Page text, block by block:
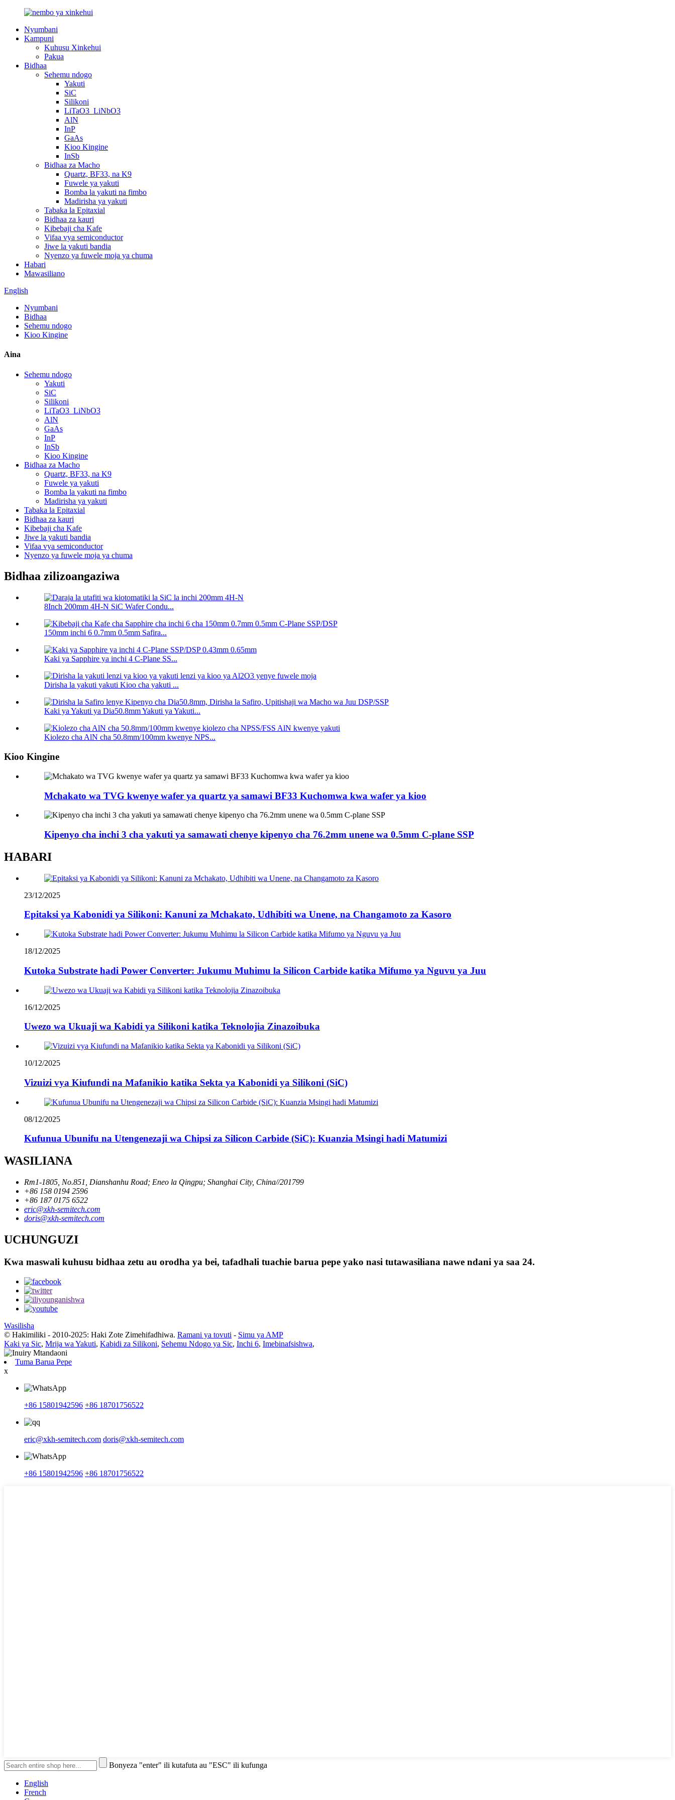
Nyumbani
Kampuni
Kuhusu Xinkehui
Pakua
Bidhaa
Sehemu ndogo
Yakuti
SiC
Silikoni
LiTaO3_LiNbO3
AlN
InP
GaAs
Kioo Kingine
InSb
Bidhaa za Macho
Quartz, BF33, na K9
Fuwele ya yakuti
Bomba la yakuti na fimbo
Madirisha ya yakuti
Tabaka la Epitaxial
Bidhaa za kauri
Kibebaji cha Kafe
Vifaa vya semiconductor
Jiwe la yakuti bandia
Nyenzo ya fuwele moja ya chuma
Habari
Mawasiliano
English
Nyumbani
Bidhaa
Sehemu ndogo
Kioo Kingine
Aina
Sehemu ndogo
Yakuti
SiC
Silikoni
LiTaO3_LiNbO3
AlN
GaAs
InP
InSb
Kioo Kingine
Bidhaa za Macho
Quartz, BF33, na K9
Fuwele ya yakuti
Bomba la yakuti na fimbo
Madirisha ya yakuti
Tabaka la Epitaxial
Bidhaa za kauri
Kibebaji cha Kafe
Jiwe la yakuti bandia
Vifaa vya semiconductor
Nyenzo ya fuwele moja ya chuma
Bidhaa zilizoangaziwa
8Inch 200mm 4H-N SiC Wafer Condu...
150mm inchi 6 0.7mm 0.5mm Safira...
Kaki ya Sapphire ya inchi 4 C-Plane SS...
Dirisha la yakuti yakuti Kioo cha yakuti ...
Kaki ya Yakuti ya Dia50.8mm Yakuti ya Yakuti...
Kiolezo cha AlN cha 50.8mm/100mm kwenye NPS...
Kioo Kingine
Mchakato wa TVG kwenye wafer ya quartz ya samawi BF33 Kuchomwa kwa wafer ya kioo
Kipenyo cha inchi 3 cha yakuti ya samawati chenye kipenyo cha 76.2mm unene wa 0.5mm C-plane SSP
HABARI
23/12/2025
Epitaksi ya Kabonidi ya Silikoni: Kanuni za Mchakato, Udhibiti wa Unene, na Changamoto za Kasoro
18/12/2025
Kutoka Substrate hadi Power Converter: Jukumu Muhimu la Silicon Carbide katika Mifumo ya Nguvu ya Juu
16/12/2025
Uwezo wa Ukuaji wa Kabidi ya Silikoni katika Teknolojia Zinazoibuka
10/12/2025
Vizuizi vya Kiufundi na Mafanikio katika Sekta ya Kabonidi ya Silikoni (SiC)
08/12/2025
Kufunua Ubunifu na Utengenezaji wa Chipsi za Silicon Carbide (SiC): Kuanzia Msingi hadi Matumizi
WASILIANA
Rm1-1805, No.851, Dianshanhu Road; Eneo la Qingpu; Shanghai City, China//201799
+86 158 0194 2596
+86 187 0175 6522
eric@xkh-semitech.com
doris@xkh-semitech.com
UCHUNGUZI
Kwa maswali kuhusu bidhaa zetu au orodha ya bei, tafadhali tuachie barua pepe yako nasi tutawasiliana nawe ndani ya saa 24.
Wasilisha
© Hakimiliki - 2010-2025: Haki Zote Zimehifadhiwa. Ramani ya tovuti - Simu ya AMP
Kaki ya Sic, Mrija wa Yakuti, Kabidi za Silikoni, Sehemu Ndogo ya Sic, Inchi 6, Imebinafsishwa,
Tuma Barua Pepe
x
+86 15801942596 +86 18701756522
eric@xkh-semitech.com doris@xkh-semitech.com
+86 15801942596 +86 18701756522
Bonyeza "enter" ili kutafuta au "ESC" ili kufunga
English
French